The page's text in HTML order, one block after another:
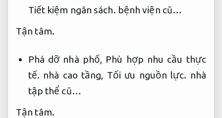
Tiết kiệm ngân sách. bệnh viện cũ…
Tận tâm.
Phá dỡ nhà phố, Phù hợp nhu cầu thực
tế. nhà cao tầng, Tối ưu nguồn lực. nhà
tập thể cũ…
Tận tâm.